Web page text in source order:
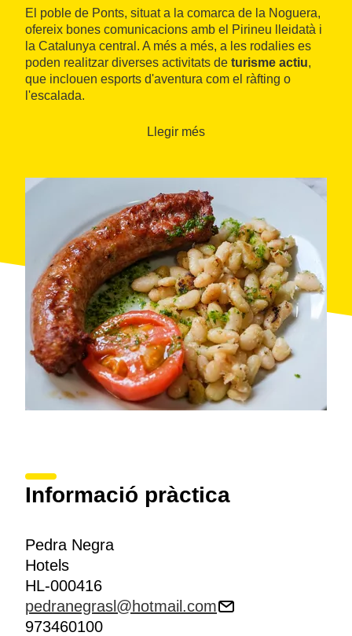
El poble de Ponts, situat a la comarca de la Noguera,
ofereix bones comunicacions amb el Pirineu lleidatà i
la Catalunya central. A més a més, a les rodalies es
poden realitzar diverses activitats de turisme actiu,
que inclouen esports d'aventura com el ràfting o
l'escalada.
Llegir més
Informació pràctica
Pedra Negra
Hotels
HL-000416
pedranegrasl@hotmail.com
973460100